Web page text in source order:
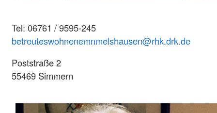
Tel: 06761 / 9595-245
betreuteswohnenemnmelshausen@rhk.drk.de
Poststraße 2
55469 Simmern